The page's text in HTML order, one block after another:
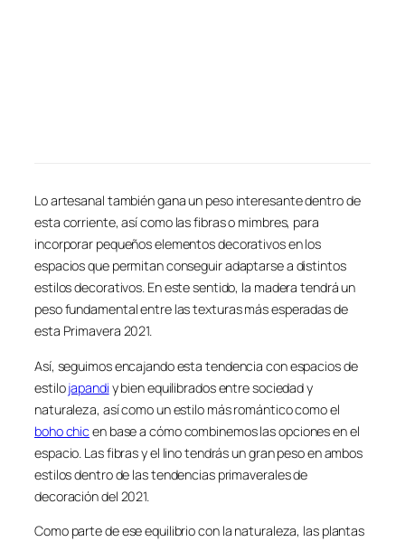
Lo artesanal también gana un peso interesante dentro de
esta corriente, así como las fibras o mimbres, para
incorporar pequeños elementos decorativos en los
espacios que permitan conseguir adaptarse a distintos
estilos decorativos. En este sentido, la madera tendrá un
peso fundamental entre las texturas más esperadas de
esta Primavera 2021.
Así, seguimos encajando esta tendencia con espacios de
estilojapandi y bien equilibrados entre sociedad y
naturaleza, así como un estilo más romántico como el
boho chicen base a cómo combinemos las opciones en el
espacio. Las fibras y el lino tendrás un gran peso en ambos
estilos dentro de las tendencias primaverales de
decoración del 2021.
Como parte de ese equilibrio con la naturaleza, las plantas